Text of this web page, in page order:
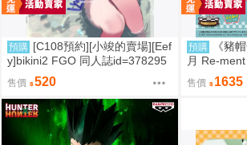
預購 [C108預約][小竣的賣場][Eef
y]bikini2 FGO 同人誌id=378295
售價 520
預購
《豬
月 Re-
街角招牌
售價 1635